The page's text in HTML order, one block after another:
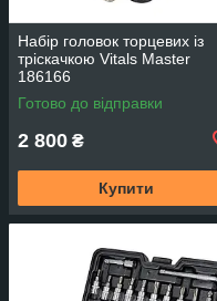
Набір головок торцевих із
тріскачкою Vitals Master
186166
Готово до відправки
2 800 ₴
Купити